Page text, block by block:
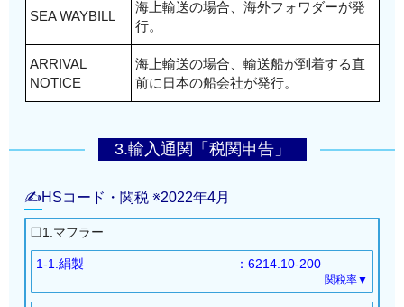
SEA WAYBILL
海上輸送の場合、海外フォワダーが発
行。
ARRIVAL
NOTICE
海上輸送の場合、輸送船が到着する直
前に日本の船会社が発行。
3.輸入通関「税関申告」
✍HSコード・関税 ※2022年4月
❏1.マフラー
1-1.絹製 ：6214.10-200
関税率▼
基本：8％